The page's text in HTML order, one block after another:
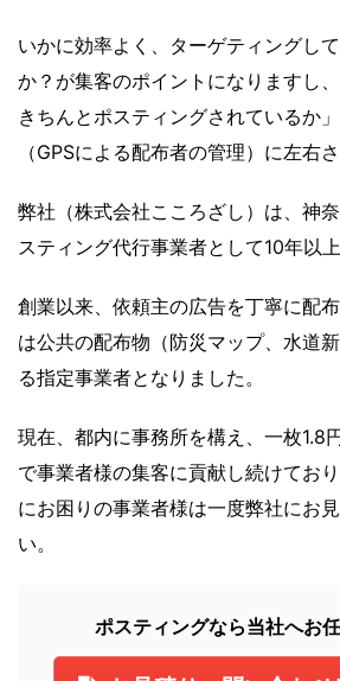
いかに効率よく、ターゲティングし
か？が集客のポイントになりますし
きちんとポスティングされているか
（GPSによる配布者の管理）に左右さ
弊社（株式会社こころざし）は、神
スティング代行事業者として10年以
創業以来、依頼主の広告を丁寧に配
は公共の配布物（防災マップ、水道
る指定事業者となりました。
現在、都内に事務所を構え、一枚1.8
で事業者様の集客に貢献し続けてお
にお困りの事業者様は一度弊社にお
い。
ポスティングなら当社へお